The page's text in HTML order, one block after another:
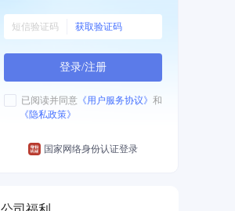
获取验证码
登录/注册
已阅读并同意 《用户服务协议》 和
《隐私政策》
国家网络身份认证登录